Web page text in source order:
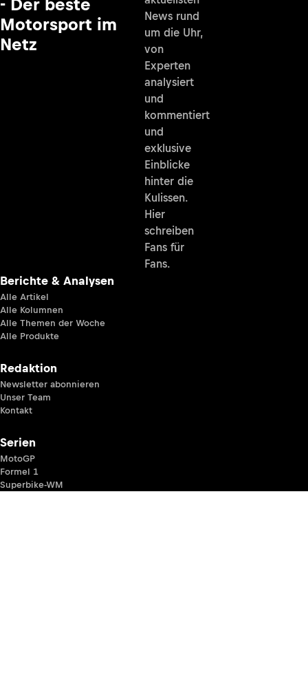
- Der beste
Motorsport im
Netz
News rund
um die Uhr,
von
Experten
analysiert
und
kommentiert
und
exklusive
Einblicke
hinter die
Kulissen.
Hier
schreiben
Fans für
Fans.
Berichte & Analysen
Alle Artikel
Alle Kolumnen
Alle Themen der Woche
Alle Produkte
Redaktion
Newsletter abonnieren
Unser Team
Kontakt
Serien
MotoGP
Formel 1
Superbike-WM